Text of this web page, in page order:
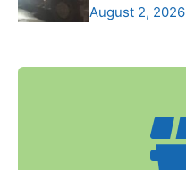
August 2, 2026